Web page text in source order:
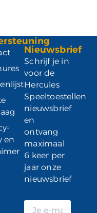
en
Nieuwsbrief
Schrijf je in
voor de
Hercules
Speeltoestellen
nieuwsbrief
en
ontvang
maximaal
6 keer per
jaar onze
nieuwsbrief